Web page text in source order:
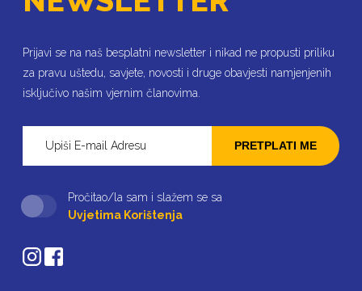
Prijavi se na naš besplatni newsletter i nikad ne propusti priliku
za pravu uštedu, savjete, novosti i druge obavjesti namjenjenih
isključivo našim vjernim članovima.
PRETPLATI ME
Pročitao/la sam i slažem se sa
Uvjetima Korištenja